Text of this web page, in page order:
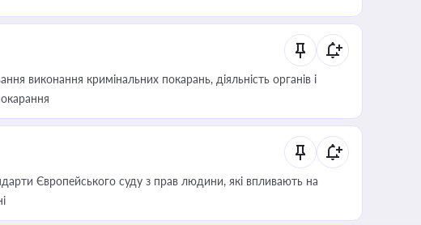
виконання кримінальних покарань, діяльність органів і
Європейського суду з прав людини, які впливають на